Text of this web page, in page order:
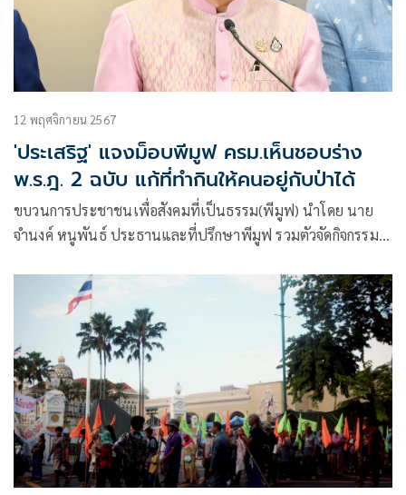
12 พฤศจิกายน 2567
'ประเสริฐ' แจงม็อบพีมูฟ ครม.เห็นชอบร่าง
พ.ร.ฎ. 2 ฉบับ แก้ที่ทำกินให้คนอยู่กับป่าได้
ขบวนการประชาชนเพื่อสังคมที่เป็นธรรม(พีมูฟ) นำโดย นาย
จำนงค์ หนูพันธ์ ประธานและที่ปรึกษาพีมูฟ รวมตัวจัดกิจกรรม
ดูแลทรัพยากรธรรมชาติภายในอุทยานแห่งชาติ ตามมาตรา 64
แห่งพ.ร.บ.อุทยานแห่งชาติ พ.ศ. 2562